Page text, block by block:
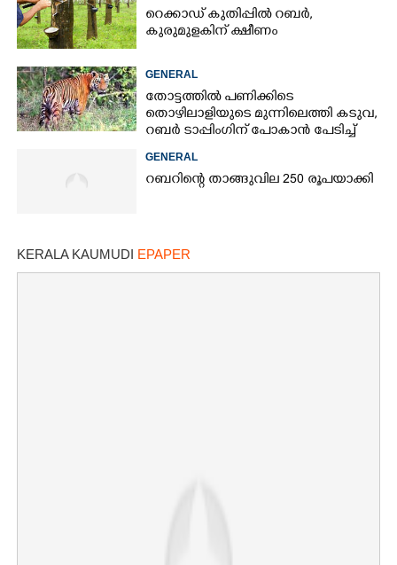
റെക്കാഡ് കുതിപ്പിൽ റബർ,​
കുരുമുളകിന് ക്ഷീണം
GENERAL
തോട്ടത്തിൽ പണിക്കിടെ
തൊഴിലാളിയുടെ മുന്നിലെത്തി കടുവ,
റബർ ടാപ്പിംഗിന് പോകാൻ പേടിച്ച്
GENERAL
റബറിന്റെ താങ്ങുവില 250 രൂപയാക്കി
KERALA KAUMUDI EPAPER